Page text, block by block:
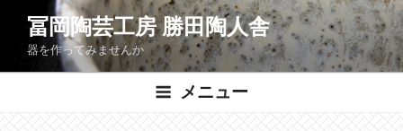
ン
へ
冨岡陶芸工房 勝田陶人舎
器を作ってみませんか
メニュー